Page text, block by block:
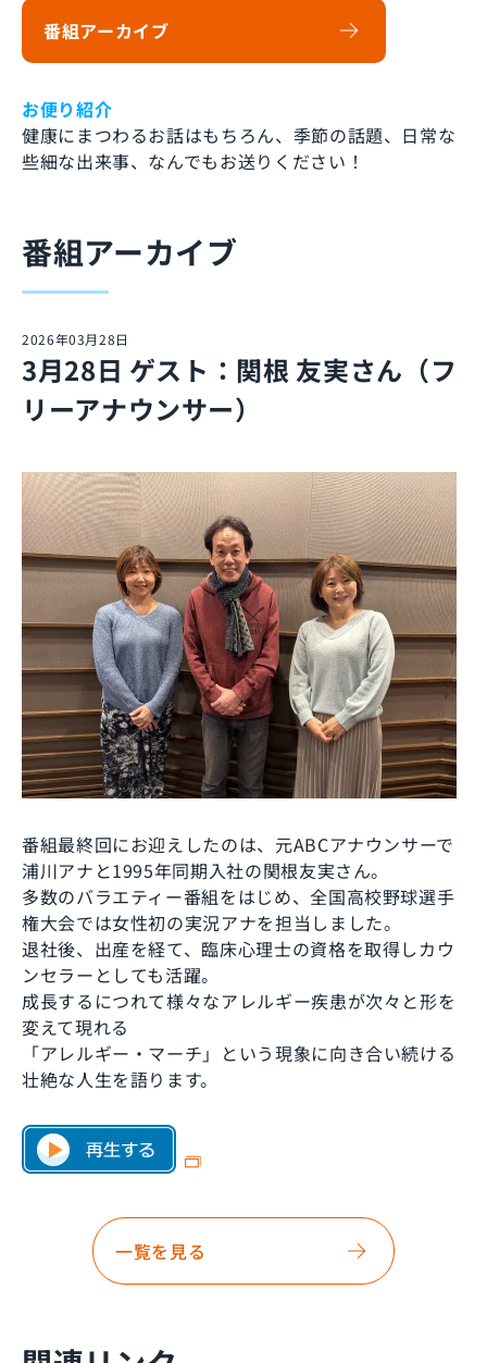
番組アーカイブ
お便り紹介
健康にまつわるお話はもちろん、季節の話題、日常な
些細な出来事、なんでもお送りください！
番組アーカイブ
2026年03月28日
3月28日 ゲスト：関根 友実さん（フ
リーアナウンサー）
番組最終回にお迎えしたのは、元ABCアナウンサーで
浦川アナと1995年同期入社の関根友実さん。
多数のバラエティー番組をはじめ、全国高校野球選手
権大会では女性初の実況アナを担当しました。
退社後、出産を経て、臨床心理士の資格を取得しカウ
ンセラーとしても活躍。
成長するにつれて様々なアレルギー疾患が次々と形を
変えて現れる
「アレルギー・マーチ」という現象に向き合い続ける
壮絶な人生を語ります。
一覧を見る